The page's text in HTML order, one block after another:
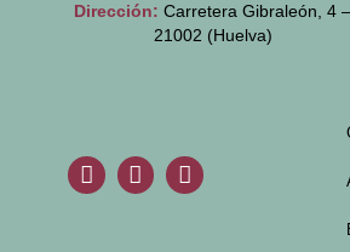
Dirección: Carretera Gibraleón, 4 –
21002 (Huelva)